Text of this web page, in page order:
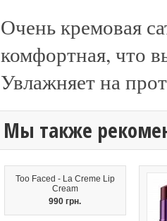
Очень кремовая
комфортная, что
Увлажняет на
Мы также
Too Faced - La Creme Lip
Cream
990 грн.